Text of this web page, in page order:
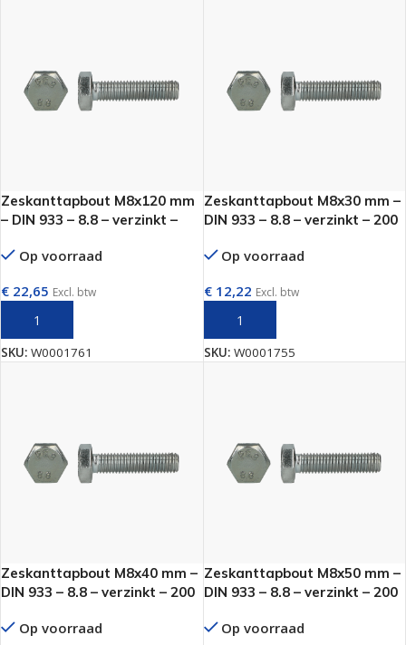
Zeskanttapbout M8x120 mm
– DIN 933 – 8.8 – verzinkt –
Op voorraad
€ 22,65 Excl. btw
SKU: W0001761
Zeskanttapbout M8x30 mm –
DIN 933 – 8.8 – verzinkt – 200
Op voorraad
€12,22 Excl. btw
SKU: W0001755
Zeskanttapbout M8x40 mm –
DIN 933 – 8.8 – verzinkt – 200
Op voorraad
Zeskanttapbout M8x50 mm –
DIN 933 – 8.8 – verzinkt – 200
Op voorraad